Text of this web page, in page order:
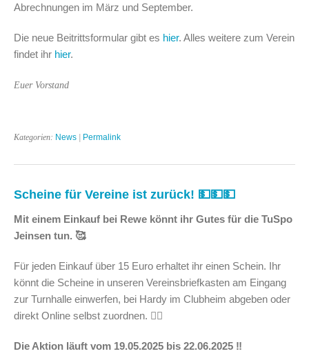
Abrechnungen im März und September.
Die neue Beitrittsformular gibt es hier. Alles weitere zum Verein
findet ihr hier.
Euer Vorstand
Kategorien: News | Permalink
Scheine für Vereine ist zurück! 💵💵💵
Mit einem Einkauf bei Rewe könnt ihr Gutes für die TuSpo
Jeinsen tun. 🥰
Für jeden Einkauf über 15 Euro erhaltet ihr einen Schein. Ihr
könnt die Scheine in unseren Vereinsbriefkasten am Eingang
zur Turnhalle einwerfen, bei Hardy im Clubheim abgeben oder
direkt Online selbst zuordnen. 👈🏻
Die Aktion läuft vom 19.05.2025 bis 22.06.2025 ‼️